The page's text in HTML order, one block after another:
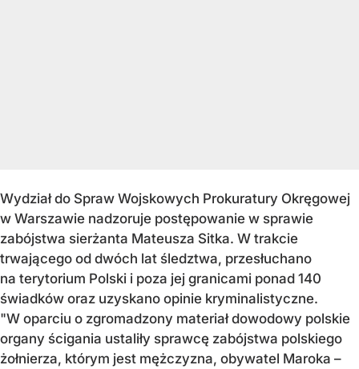
Wydział do Spraw Wojskowych Prokuratury Okręgowej
w Warszawie nadzoruje postępowanie w sprawie
zabójstwa sierżanta Mateusza Sitka. W trakcie
trwającego od dwóch lat śledztwa, przesłuchano
na terytorium Polski i poza jej granicami ponad 140
świadków oraz uzyskano opinie kryminalistyczne.
"W oparciu o zgromadzony materiał dowodowy polskie
organy ścigania ustaliły sprawcę zabójstwa polskiego
żołnierza, którym jest mężczyzna, obywatel Maroka –